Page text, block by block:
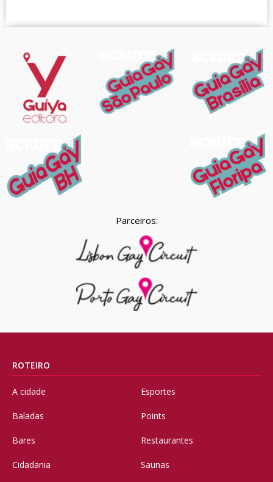
Parceiros:
ROTEIRO
A cidade
Baladas
Bares
Cidadania
Esportes
Points
Restaurantes
Saunas